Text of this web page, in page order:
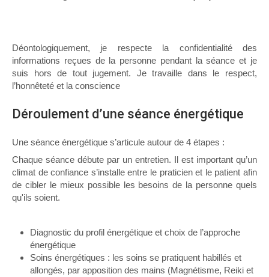
Déontologiquement, je respecte la confidentialité des
informations reçues de la personne pendant la séance et je
suis hors de tout jugement. Je travaille dans le respect,
l’honnêteté et la conscience
Déroulement d’une séance énergétique
Une séance énergétique s’articule autour de 4 étapes :
Chaque séance débute par un entretien. Il est important qu’un
climat de confiance s’installe entre le praticien et le patient afin
de cibler le mieux possible les besoins de la personne quels
qu'ils soient.
Diagnostic du profil énergétique et choix de l’approche
énergétique
Soins énergétiques : les soins se pratiquent habillés et
allongés, par apposition des mains (Magnétisme, Reiki et